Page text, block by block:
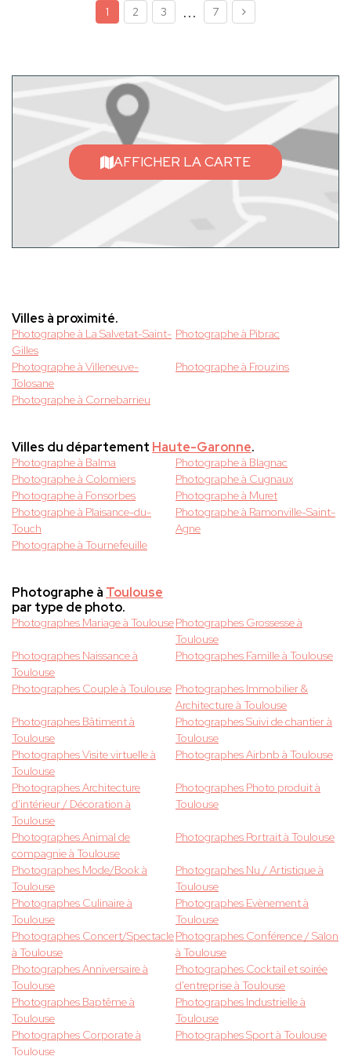
1 2 3 ... 7
AFFICHER LA CARTE
Villes à proximité.
Photographe à La Salvetat-Saint-
Gilles
Photographe à Pibrac
Photographe à Villeneuve-
Tolosane
Photographe à Frouzins
Photographe à Cornebarrieu
Villes du département Haute-Garonne.
Photographe à Balma
Photographe à Blagnac
Photographe à Colomiers
Photographe à Cugnaux
Photographe à Fonsorbes
Photographe à Muret
Photographe à Plaisance-du-
Touch
Photographe à Ramonville-Saint-
Agne
Photographe à Tournefeuille
Photographe à Toulouse
par type de photo.
Photographes Mariage à ToulousePhotographes Grossesse à
Toulouse
Photographes Naissance à
Toulouse
Photographes Famille à Toulouse
Photographes Couple à Toulouse Photographes Immobilier &
Architecture à Toulouse
Photographes Bâtiment à
Toulouse
Photographes Suivi de chantier à
Toulouse
Photographes Visite virtuelle à
Toulouse
Photographes Airbnb à Toulouse
Photographes Architecture
d'intérieur / Décoration à
Toulouse
Photographes Photo produit à
Toulouse
Photographes Animal de
compagnie à Toulouse
Photographes Portrait à Toulouse
Photographes Mode/Book à
Toulouse
Photographes Nu / Artistique à
Toulouse
Photographes Culinaire à
Toulouse
Photographes Evènement à
Toulouse
Photographes Concert/Spectacle
à Toulouse
Photographes Conférence / Salon
à Toulouse
Photographes Anniversaire à
Toulouse
Photographes Cocktail et soirée
d'entreprise à Toulouse
Photographes Baptême à
Toulouse
Photographes Industrielle à
Toulouse
Photographes Corporate à
Toulouse
Photographes Sport à Toulouse